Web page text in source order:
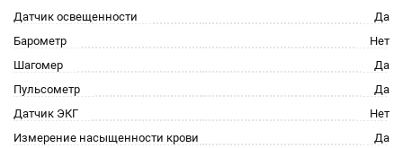
Датчик освещенности
Да
Барометр
Нет
Шагомер
Да
Пульсометр
Да
Датчик ЭКГ
Нет
Измерение насыщенности крови
Да